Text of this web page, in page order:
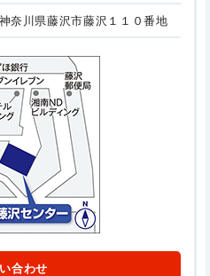
奈川県藤沢市藤沢１１０番地
合わせ